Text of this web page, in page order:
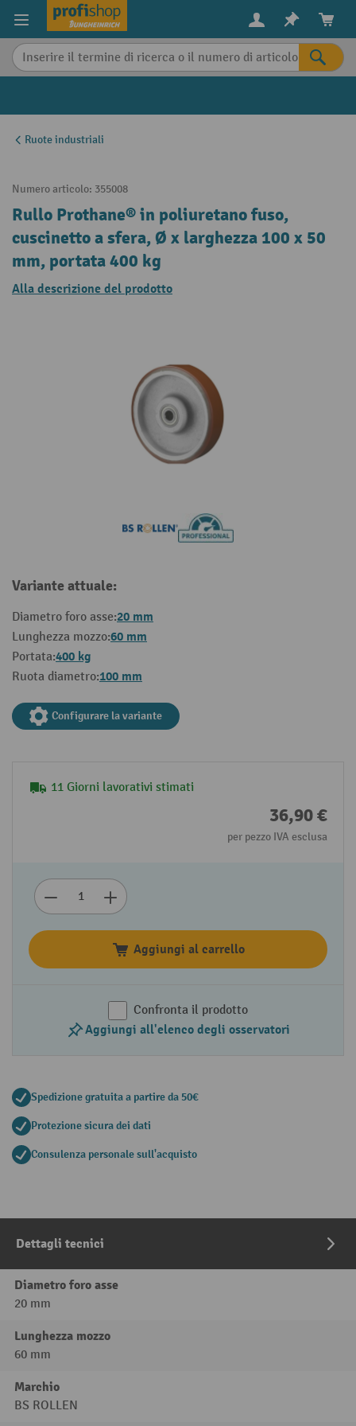
content
Ruote industriali
Numero articolo: 355008
Rullo Prothane® in poliuretano fuso,
cuscinetto a sfera, Ø x larghezza 100 x 50
mm, portata 400 kg
Alla descrizione del prodotto
Variante attuale:
Diametro foro asse:20 mm
Lunghezza mozzo:60 mm
Portata:400 kg
Ruota diametro:100 mm
Configurare la variante
11 Giorni lavorativi stimati
36,90 €
per pezzo IVA esclusa
Aggiungi al carrello
Confronta il prodotto
Aggiungi all'elenco degli osservatori
Spedizione gratuita a partire da 50€
Protezione sicura dei dati
Consulenza personale sull'acquisto
Dettagli tecnici
Diametro foro asse
20 mm
Lunghezza mozzo
60 mm
Marchio
BS ROLLEN